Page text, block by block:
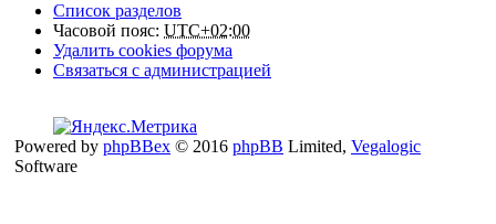
Список разделов
Часовой пояс: UTC+02:00
Удалить cookies форума
Связаться с администрацией
Powered by phpBBex © 2016 phpBB Limited, Vegalogic
Software